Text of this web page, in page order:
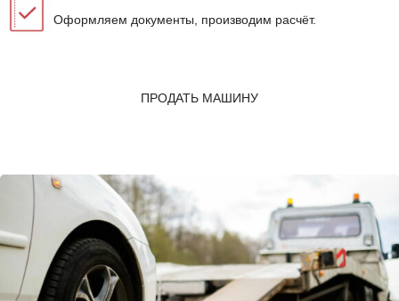
Оформляем документы, производим расчёт.
ПРОДАТЬ МАШИНУ